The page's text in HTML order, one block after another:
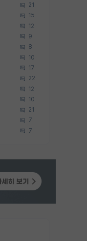
21
15
12
9
8
10
17
22
12
10
21
7
7